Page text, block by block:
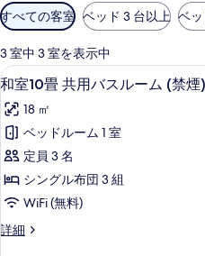
利
用
可
能
な
客
室
の
り
込
み
すべての客室 ベッド 3 台以上 ベ
3 室中 3 室を表示中
和
室
10
畳
共
用
バ
ス
7
和室10畳 共用バスルーム (禁煙)
18 ㎡
ベッドルーム 1 室
定員 3 名
シングル布団 3 組
WiFi (無料)
詳細
和